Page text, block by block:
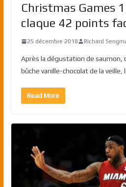
Christmas Games
claque 42 points
25 décembre 2018 Richard
Après la dégustation de saumon,
bûche vanille-chocolat de la veille,
Read More